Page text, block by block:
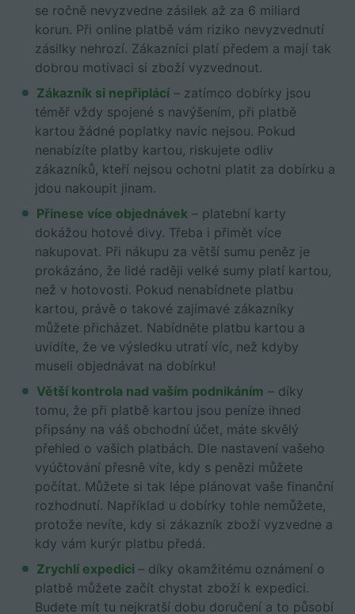
se ročně nevyzvedne zásilek až za 6 miliard
korun. Při online platbě vám riziko nevyzvednutí
zásilky nehrozí. Zákazníci platí předem a mají tak
dobrou motivaci si zboží vyzvednout.
Zákazník si nepřiplácí – zatímco dobírky jsou
téměř vždy spojené s navýšením, při platbě
kartou žádné poplatky navíc nejsou. Pokud
nenabízíte platby kartou, riskujete odliv
zákazníků, kteří nejsou ochotni platit za dobírku a
jdou nakoupit jinam.
Přinese více objednávek – platební karty
dokážou hotové divy. Třeba i přimět více
nakupovat. Při nákupu za větší sumu peněz je
prokázáno, že lidé raději velké sumy platí kartou,
než v hotovosti. Pokud nenabídnete platbu
kartou, právě o takové zajímavé zákazníky
můžete přicházet. Nabídněte platbu kartou a
uvidíte, že ve výsledku utratí víc, než kdyby
museli objednávat na dobírku!
Větší kontrola nad vaším podnikáním – díky
tomu, že při platbě kartou jsou peníze ihned
připsány na váš obchodní účet, máte skvělý
přehled o vašich platbách. Dle nastavení vašeho
vyúčtování přesně víte, kdy s penězi můžete
počítat. Můžete si tak lépe plánovat vaše finanční
rozhodnutí. Například u dobírky tohle nemůžete,
protože nevíte, kdy si zákazník zboží vyzvedne a
kdy vám kurýr platbu předá.
Zrychlí expedici – díky okamžitému oznámení o
platbě můžete začít chystat zboží k expedici.
Budete mít tu nejkratší dobu doručení a to působí